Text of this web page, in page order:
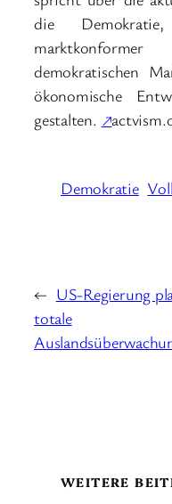
die
demokratischen
ökonomische
gestalten. ↗
Demokratie
← US-Regierung
totale
WEITERE